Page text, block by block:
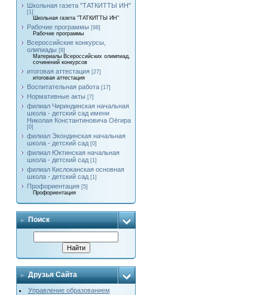
Школьная газета "ТАТКИТТЫ ИН"
[1]
Школьная газета "ТАТКИТТЫ ИН"
Рабочие программы [98]
Рабочие программы
Всероссийские конкурсы,
олипиады [8]
Материалы Всероссийских олимпиад,
сочинений конкурсов
итоговая аттестация [27]
итоговая аттестация
Воспитательная работа [17]
Нормативные акты [7]
филиал Чириндинская начальная
школа - детский сад имени
Николая Константиновича Оёгира
[0]
филиал Экондинская начальная
школа - детский сад [0]
филиал Юктинская начальная
школа - детский сад [1]
филиал Кислоканская основная
школа - детский сад [1]
Профориентация [5]
Профориентация
Поиск
Друзья Сайта
Управление образованием